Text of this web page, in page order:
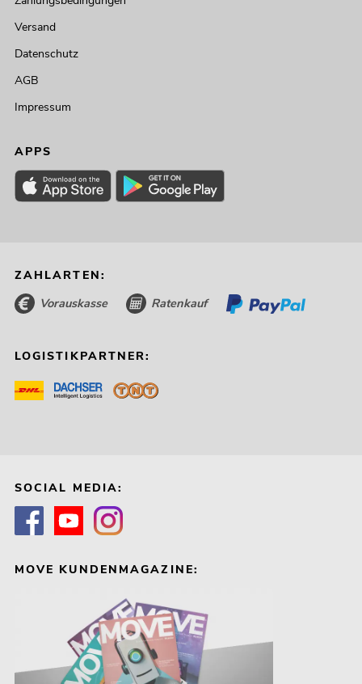
Versand
Datenschutz
AGB
Impressum
APPS
ZAHLARTEN:
Vorauskasse Ratenkauf
LOGISTIKPARTNER:
SOCIAL MEDIA:
MOVE KUNDENMAGAZINE: